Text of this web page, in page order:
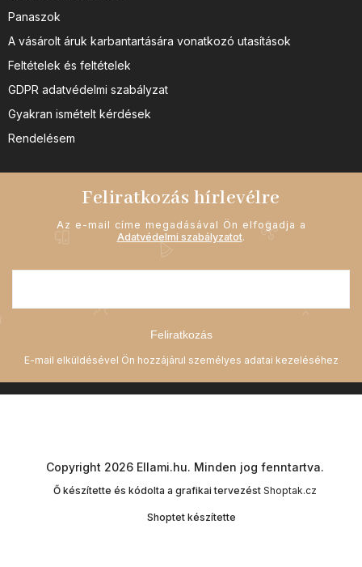
Panaszok
A vásárolt áruk karbantartására vonatkozó utasítások
Feltételek és feltételek
GDPR adatvédelmi szabályzat
Gyakran ismételt kérdések
Rendelésem
Feliratkozás hírlevélre
Az e-mail címe megadásával Ön elfogadja a
Adatvédelmi szabályzatot.
Feliratkozás
Shoptet készítette
Copyright 2026 Ellami.hu. Minden jog fenntartva.
Ő készítette és kódolta a grafikai tervezést Shoptak.cz